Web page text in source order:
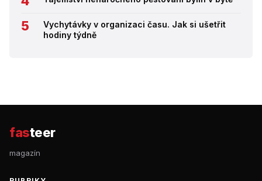
Vychytávky v organizaci času. Jak si ušetřit
hodiny týdně
fasteer
magazín